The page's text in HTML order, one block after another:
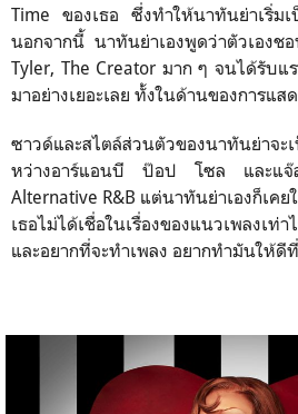
Time ของเธอ ซึ่งทำให้นาทันย่าเริ่ม
นอกจากนี้ นาทันย่าเองพูดว่าตัวเองช
Tyler, The Creator มาก ๆ จนได้รับ
มาอย่างเยอะเลย ทั้งในด้านของการแ
ซาวด์และสไตล์ส่วนตัวของนาทันย่าจะ
หว่างอาร์แอนบี ป๊อป โซล และแจ๊
Alternative R&B แต่นาทันย่าเองก็เค
เธอไม่ได้เชื่อในเรื่องของแนวเพลงเ
และอยากที่จะทำเพลง อยากทำมันให้ดี